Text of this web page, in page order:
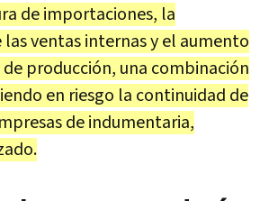
de importaciones, la
ventas internas y el aumento
producción, una combinación
en riesgo la continuidad de
de indumentaria,